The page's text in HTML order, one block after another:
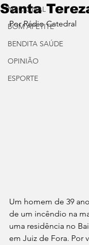
NACIONAL
BOM APETITE
BENDITA SAÚDE
OPINIÃO
ESPORTE
Santa
Por Rádio Catedral
Um homem de 39
de um incêndio na
uma residência no
em Juiz de Fora. Por